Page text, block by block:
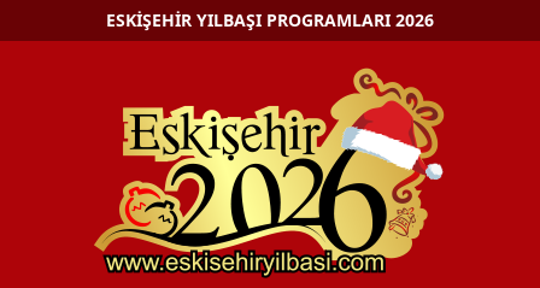
ESKIŞEHIR YILBAŞI PROGRAMLARI 2026